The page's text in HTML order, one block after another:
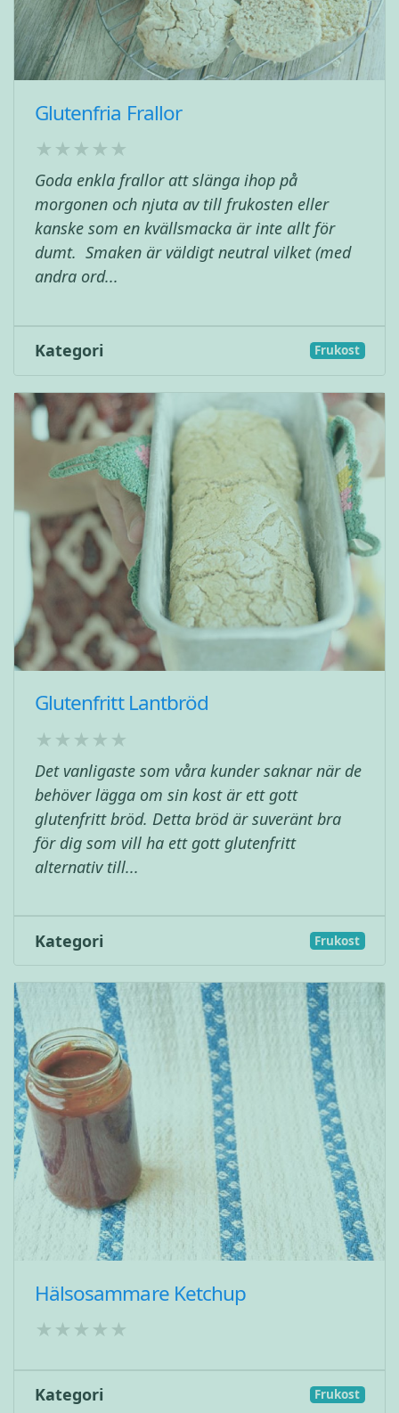
Glutenfria Frallor
Goda enkla frallor att slänga ihop på
morgonen och njuta av till frukosten eller
kanske som en kvällsmacka är inte allt för
dumt. Smaken är väldigt neutral vilket (med
andra ord...
Kategori Frukost
Glutenfritt Lantbröd
Det vanligaste som våra kunder saknar när de
behöver lägga om sin kost är ett gott
glutenfritt bröd. Detta bröd är suveränt bra
för dig som vill ha ett gott glutenfritt
alternativ till...
Kategori Frukost
Hälsosammare Ketchup
Kategori Frukost